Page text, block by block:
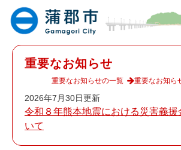
重要なお知らせ
2026年7月30日更新
令和８年熊本地震における災害義援
いて
重要なお知らせの一覧 重要なお知ら